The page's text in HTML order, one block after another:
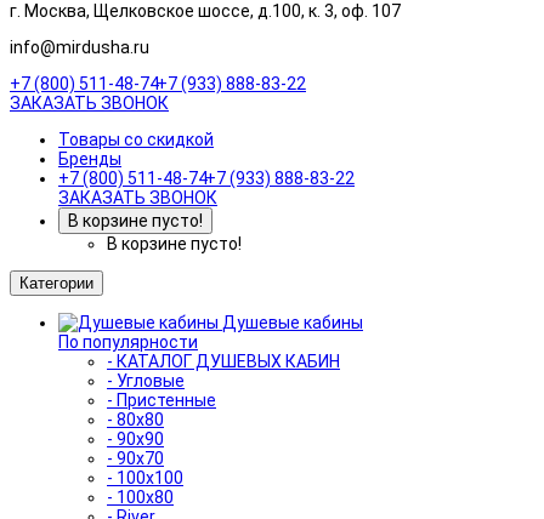
г. Москва, Щелковское шоссе, д.100, к. 3, оф. 107
info@mirdusha.ru
+7 (800) 511-48-74+7 (933) 888-83-22
ЗАКАЗАТЬ ЗВОНОК
Товары со скидкой
Бренды
+7 (800) 511-48-74+7 (933) 888-83-22
ЗАКАЗАТЬ ЗВОНОК
В корзине пусто!
В корзине пусто!
Категории
Душевые кабины
По популярности
- КАТАЛОГ ДУШЕВЫХ КАБИН
- Угловые
- Пристенные
- 80x80
- 90x90
- 90x70
- 100x100
- 100x80